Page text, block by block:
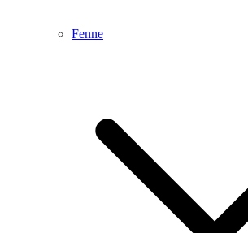
Fenne